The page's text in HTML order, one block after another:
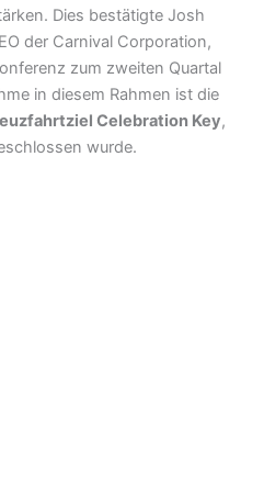
Dies bestätigte Josh
der Carnival Corporation,
zum zweiten Quartal
in diesem Rahmen ist die
Celebration Key,
wurde.